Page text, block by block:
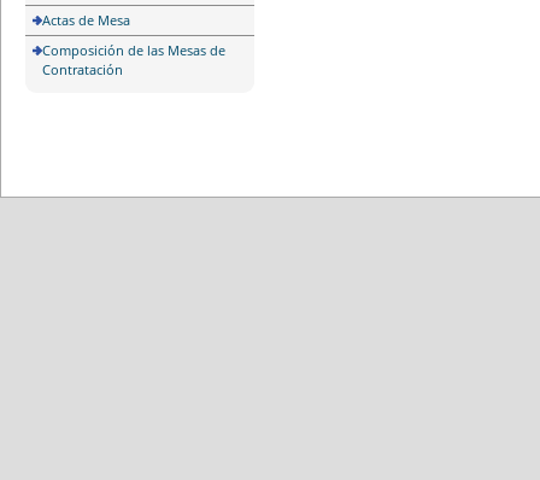
Actas de Mesa
Composición de las Mesas de
Contratación